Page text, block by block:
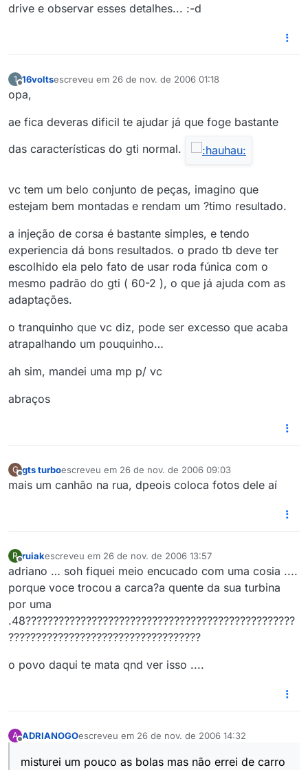
drive e observar esses detalhes... :-d
1 16voltsescreveu em 26 de nov. de 2006 01:18
última edição por
opa,
ae fica deveras dificil te ajudar já que foge bastante
das características do gti normal.
vc tem um belo conjunto de peças, imagino que
estejam bem montadas e rendam um ?timo resultado.
a injeção de corsa é bastante simples, e tendo
experiencia dá bons resultados. o prado tb deve ter
escolhido ela pelo fato de usar roda fúnica com o
mesmo padrão do gti ( 60-2 ), o que já ajuda com as
adaptações.
o tranquinho que vc diz, pode ser excesso que acaba
atrapalhando um pouquinho…
ah sim, mandei uma mp p/ vc
abraços
G
Offline
gts turboescreveu em 26 de nov. de 2006 09:03
última edição por
mais um canhão na rua, dpeois coloca fotos dele aí
R
Offline
ruiakescreveu em 26 de nov. de 2006 13:57
última edição por
adriano … soh fiquei meio encucado com uma cosia ....
porque voce trocou a carca?a quente da sua turbina
por uma
.48?????????????????????????????????????????????????
???????????????????????????????????
o povo daqui te mata qnd ver isso ....
A ADRIANOGOescreveu em 26 de nov. de 2006 14:32
última edição por
misturei um pouco as bolas mas não errei de carro